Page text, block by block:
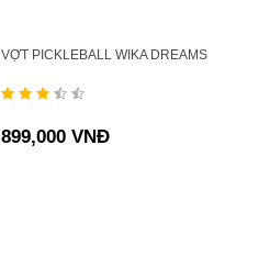
VỢT PICKLEBALL WIKA DREAMS
899,000 VNĐ